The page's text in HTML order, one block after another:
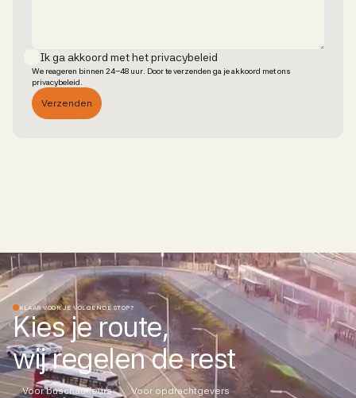
Ik ga akkoord met het privacybeleid
We reageren binnen 24–48 uur. Door te verzenden ga je akkoord met ons
privacybeleid.
KLAAR VOOR JE VOLGENDE STOP?
Kies je route,
wij regelen de rest
Voor buschauffeurs Voor opdrachtgevers